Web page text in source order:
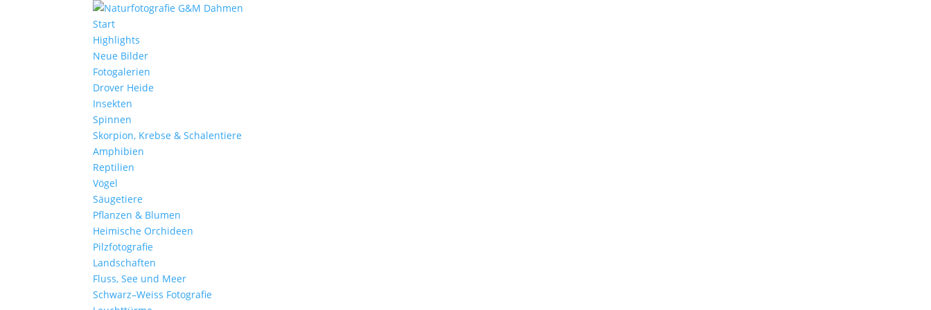
Start
Highlights
Neue Bilder
Fotogalerien
Drover Heide
Insekten
Spinnen
Skorpion, Krebse & Schalentiere
Amphibien
Reptilien
Vögel
Säugetiere
Pflanzen & Blumen
Heimische Orchideen
Pilzfotografie
Landschaften
Fluss, See und Meer
Schwarz–Weiss Fotografie